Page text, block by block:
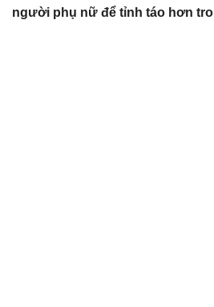
người phụ nữ để tỉnh táo hơn